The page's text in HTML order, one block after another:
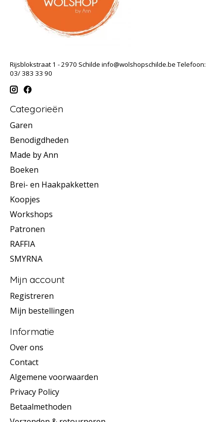
Rijsblokstraat 1 - 2970 Schilde info@wolshopschilde.beTelefoon:
03/ 383 33 90
Categorieën
Garen
Benodigdheden
Made by Ann
Boeken
Brei- en Haakpakketten
Koopjes
Workshops
Patronen
RAFFIA
SMYRNA
Mijn account
Registreren
Mijn bestellingen
Informatie
Over ons
Contact
Algemene voorwaarden
Privacy Policy
Betaalmethoden